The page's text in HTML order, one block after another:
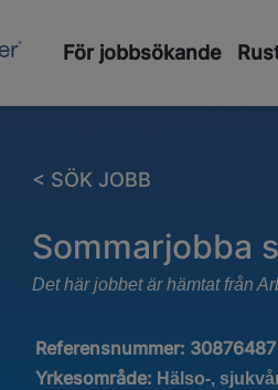
För jobbsökande
< SÖK JOBB
Sommarjobba
Det här jobbet är hämtat från
Referensnummer: 30876487
Yrkesområde: Hälso-,